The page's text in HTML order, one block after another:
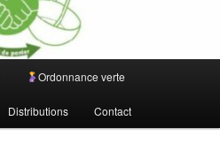
Ordonnance verte
Distributions Contact